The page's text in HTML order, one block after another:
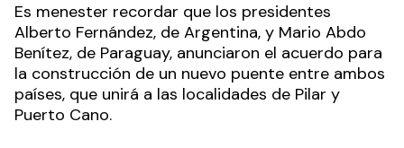
Es menester recordar que los presidentes
Alberto Fernández, de Argentina, y Mario Abdo
Benítez, de Paraguay, anunciaron el acuerdo para
la construcción de un nuevo puente entre ambos
países, que unirá a las localidades de Pilar y
Puerto Cano.